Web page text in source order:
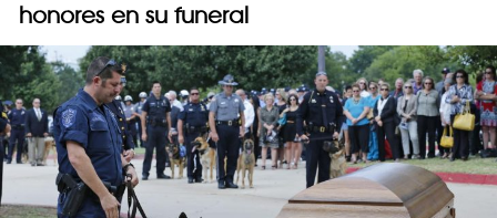
honores en su funeral